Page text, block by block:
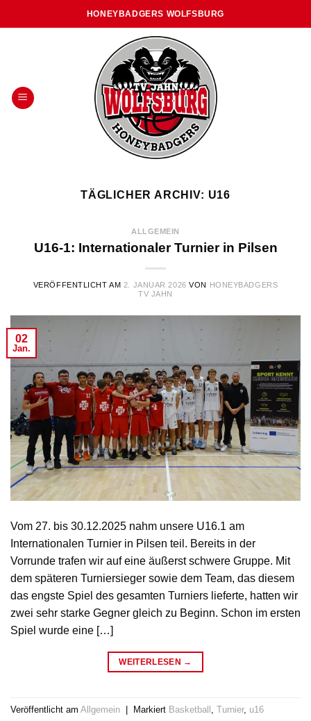
to
HONEYBADGERS WOLFSBURG
TÄGLICHER ARCHIV: U16
ALLGEMEIN
U16-1: Internationaler Turnier in Pilsen
VERÖFFENTLICHT AM 2. JANUAR 2026 VON HONEYBADGERS
TV JAHN
02
Jan.
Vom 27. bis 30.12.2025 nahm unsere U16.1 am
Internationalen Turnier in Pilsen teil. Bereits in der
Vorrunde trafen wir auf eine äußerst schwere Gruppe. Mit
dem späteren Turniersieger sowie dem Team, das diesem
das engste Spiel des gesamten Turniers lieferte, hatten wir
zwei sehr starke Gegner gleich zu Beginn. Schon im ersten
Spiel wurde eine […]
WEITERLESEN →
Veröffentlicht am Allgemein Markiert Basketball Turnier, u16